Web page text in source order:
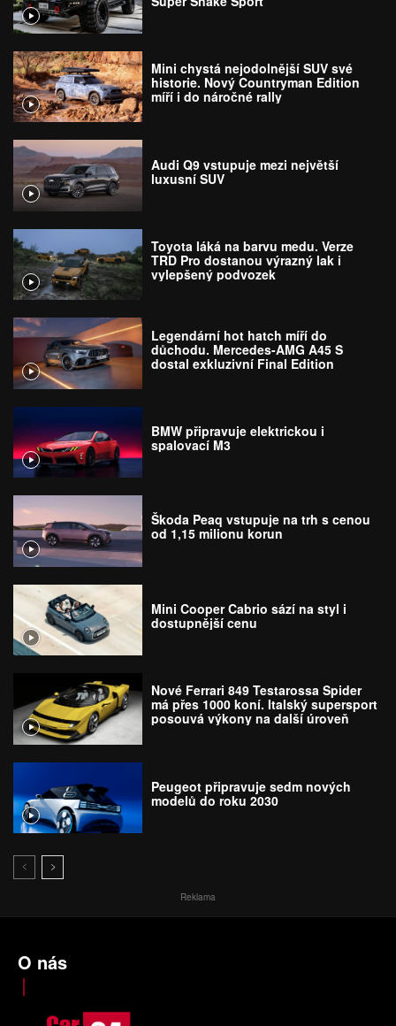
Mini chystá nejodolnější SUV své
historie. Nový Countryman Edition
míří i do náročné rally
Audi Q9 vstupuje mezi největší
luxusní SUV
Toyota láká na barvu medu. Verze
TRD Pro dostanou výrazný lak i
vylepšený podvozek
Legendární hot hatch míří do
důchodu. Mercedes-AMG A45 S
dostal exkluzivní Final Edition
BMW připravuje elektrickou i
spalovací M3
Škoda Peaq vstupuje na trh s cenou
od 1,15 milionu korun
Mini Cooper Cabrio sází na styl i
dostupnější cenu
Nové Ferrari 849 Testarossa Spider
má přes 1000 koní. Italský supersport
posouvá výkony na další úroveň
Peugeot připravuje sedm nových
modelů do roku 2030
Reklama
O nás